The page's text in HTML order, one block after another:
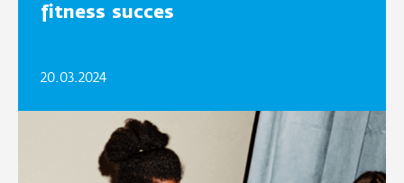
fitness succes
20.03.2024